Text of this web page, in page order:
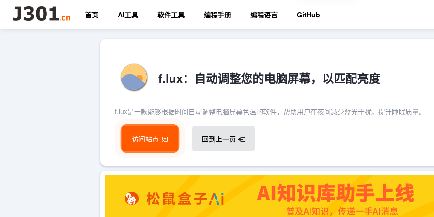
首页 AI工具 软件工具 编程手册 编程语言 GitHub
f.lux：自动调整您的电脑屏幕，以匹配亮度
f.lux是一款能够根据时间自动调整电脑屏幕色温的软件，帮助用户在夜间减少蓝光干扰，提升睡眠质量。
访问站点 回到上一页